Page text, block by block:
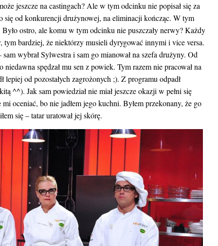
jeszcze na castingach? Ale w tym odcinku nie popisał się za
się od konkurencji drużynowej, na eliminacji kończąc. W tym
Było ostro, ale komu w tym odcinku nie puszczały nerwy? Każdy
tym bardziej, że niektórzy musieli dyrygować innymi i vice versa.
wybrał Sylwestra i sam go mianował na szefa drużyny. Od
spędzał mu sen z powiek. Tym razem nie pracował na
lepiej od pozostałych zagrożonych ;). Z programu odpadł
^^). Jak sam powiedział nie miał jeszcze okazji w pełni się
oceniać, bo nie jadłem jego kuchni. Byłem przekonany, że go
się – tatar uratował jej skórę.